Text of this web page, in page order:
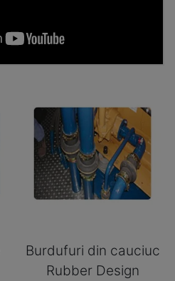
Burdufuri din cauciuc
Rubber Design